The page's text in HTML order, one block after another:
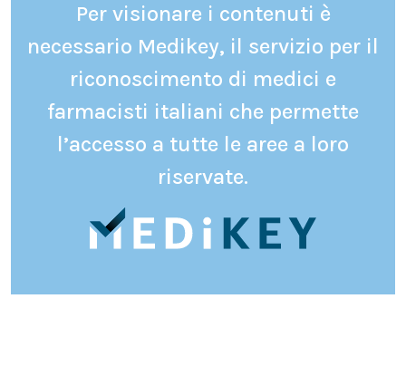
Per visionare i contenuti è
necessario Medikey, il servizio per il
riconoscimento di medici e
farmacisti italiani che permette
l’accesso a tutte le aree a loro
riservate.